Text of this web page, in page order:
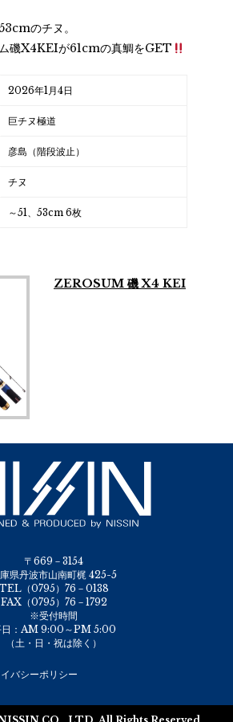
のチヌ。
磯X4KEIが61cmの真鯛をGET
2026年1月4日
巨チヌ極道
彦島（階段波止）
チヌ
～51、53cm 6枚
ZEROSUM 磯 X4 KEI
〒669－3154
県丹波市山南町梶 425-5
（0795）76－0138
FAX（0795）76－1792
※受付時間
日：AM 9:00～PM 5:00
（土・日・祝は除く）
バシーポリシー